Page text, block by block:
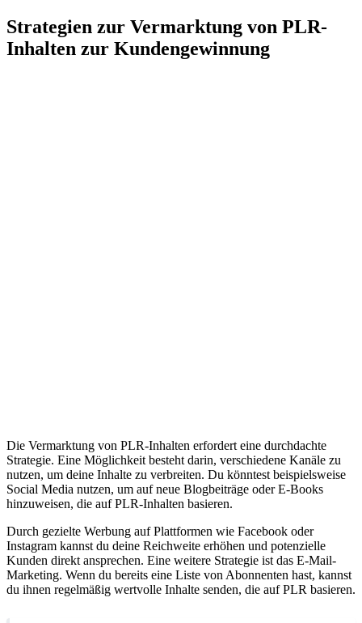
Strategien zur Vermarktung von PLR-
Inhalten zur Kundengewinnung
Die Vermarktung von PLR-Inhalten erfordert eine durchdachte
Strategie. Eine Möglichkeit besteht darin, verschiedene Kanäle zu
nutzen, um deine Inhalte zu verbreiten. Du könntest beispielsweise
Social Media nutzen, um auf neue Blogbeiträge oder E-Books
hinzuweisen, die auf PLR-Inhalten basieren.
Durch gezielte Werbung auf Plattformen wie Facebook oder
Instagram kannst du deine Reichweite erhöhen und potenzielle
Kunden direkt ansprechen. Eine weitere Strategie ist das E-Mail-
Marketing. Wenn du bereits eine Liste von Abonnenten hast, kannst
du ihnen regelmäßig wertvolle Inhalte senden, die auf PLR basieren.